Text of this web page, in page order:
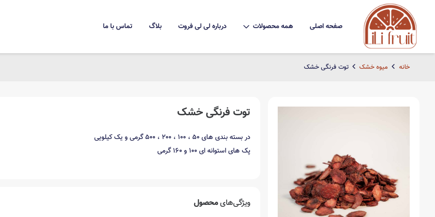
صفحه اصلی همه محصولات درباره لی لی فروت بلاگ تماس با ما
خانه میوه خشک توت فرنگی خشک
توت فرنگی خشک
در بسته بندی های 50 ، 100 ، 200 ، 500 گرمی و یک کیلویی
پک های استوانه ای 100 و 160 گرمی
ویژگی‌هایمحصول